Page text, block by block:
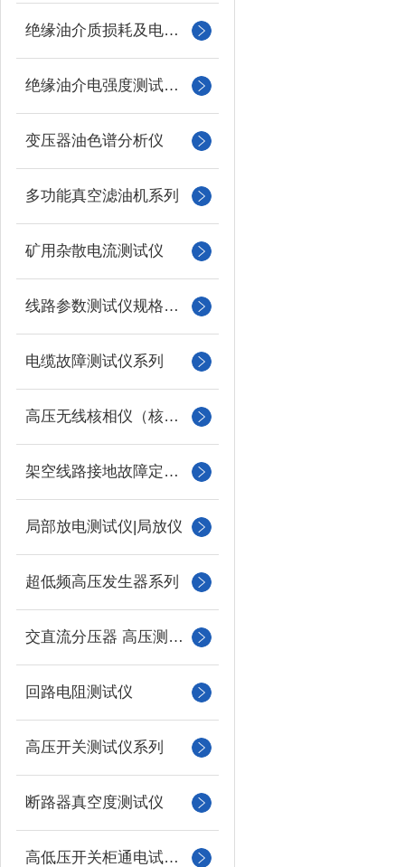
绝缘油介质损耗及电阻率测试仪
绝缘油介电强度测试仪系列
变压器油色谱分析仪
多功能真空滤油机系列
矿用杂散电流测试仪
线路参数测试仪规格型号
电缆故障测试仪系列
高压无线核相仪（核相器）
架空线路接地故障定位仪
局部放电测试仪|局放仪
超低频高压发生器系列
交直流分压器 高压测量仪
回路电阻测试仪
高压开关测试仪系列
断路器真空度测试仪
高低压开关柜通电试验台